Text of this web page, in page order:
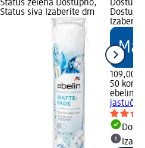
Status zelena Dostupno,
Status siva Izaberite dm
109,00
50 kom
ebelin